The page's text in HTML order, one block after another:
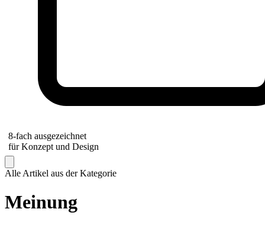
8-fach ausgezeichnet
für Konzept und Design
Alle Artikel aus der Kategorie
Meinung